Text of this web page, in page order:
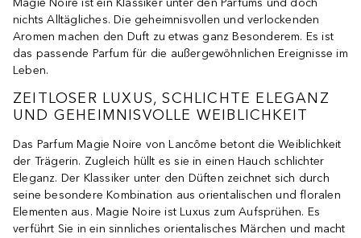
nichts Alltägliches. Die geheimnisvollen und verlockenden
Aromen machen den Duft zu etwas ganz Besonderem. Es ist
das passende Parfum für die außergewöhnlichen Ereignisse im
Leben.
ZEITLOSER LUXUS, SCHLICHTE ELEGANZ
UND GEHEIMNISVOLLE WEIBLICHKEIT
Das Parfum Magie Noire von Lancôme betont die Weiblichkeit
der Trägerin. Zugleich hüllt es sie in einen Hauch schlichter
Eleganz. Der Klassiker unter den Düften zeichnet sich durch
seine besondere Kombination aus orientalischen und floralen
Elementen aus. Magie Noire ist Luxus zum Aufsprühen. Es
verführt Sie in ein sinnliches orientalisches Märchen und macht